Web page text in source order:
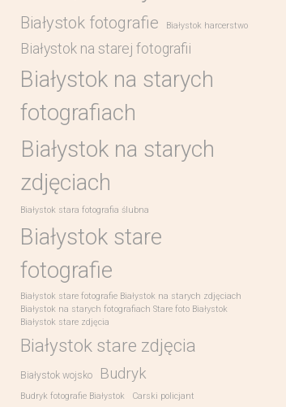
Białystok fotografie Białystok harcerstwo
Białystok na starej fotografii
Białystok na starych
fotografiach
Białystok na starych
zdjęciach
Białystok stara fotografia ślubna
Białystok stare
fotografie
Białystok stare fotografie Białystok na starych zdjęciach
Białystok na starych fotografiach Stare foto Białystok
Białystok stare zdjęcia
Białystok stare zdjęcia
Białystok wojsko Budryk
Budryk fotografie Białystok
Carski policjant